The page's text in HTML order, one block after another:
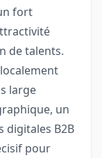
fort
de talents.
large
un
digitales B2B
pour